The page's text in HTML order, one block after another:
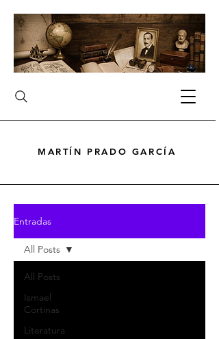
MARTÍN PRADO GARCÍA
Entradas
All Posts
Ismael
Cortinas
Literatura
All Posts